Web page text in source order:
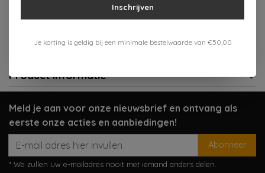
Gratis verzenden vanaf 75,-
Meer informatie?
Neem contact op over dit product
Product informatie
Meld je aan voor onze nieuwsbrief en ontvang als
eerste onze acties en aanbiedingen!
Abonneer
* We zullen uw e-mailadres nooit met iemand anders delen.
Inschrijven
Je korting is geldig bij een minimale bestelwaarde van €50,00